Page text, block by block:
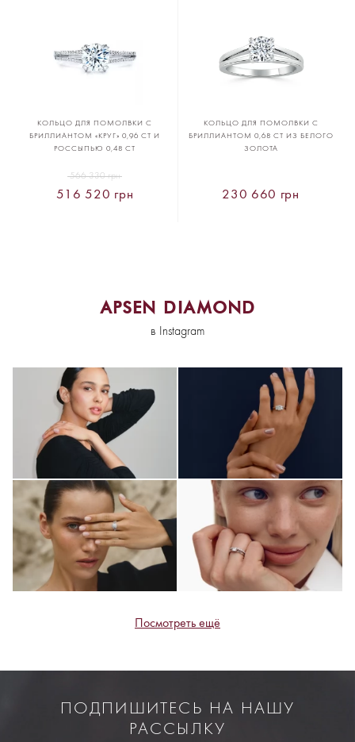
КОЛЬЦО ДЛЯ ПОМОЛВКИ С
БРИЛЛИАНТОМ «КРУГ» 0,96 CT И
РОССЫПЬЮ 0,48 CT
516 520 грн
566 330 грн
КОЛЬЦО ДЛЯ ПОМОЛВКИ С
БРИЛЛИАНТОМ 0,68 CT ИЗ БЕЛОГО
ЗОЛОТА
230 660 грн
APSEN DIAMOND
в Instagram
Посмотреть ещё
ПОДПИШИТЕСЬ НА НАШУ
РАССЫЛКУ